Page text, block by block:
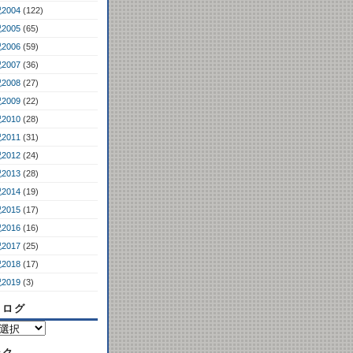
(122)
(65)
(59)
(36)
(27)
(22)
(28)
(31)
(24)
(28)
(19)
(17)
(16)
(25)
(17)
(3)
グ